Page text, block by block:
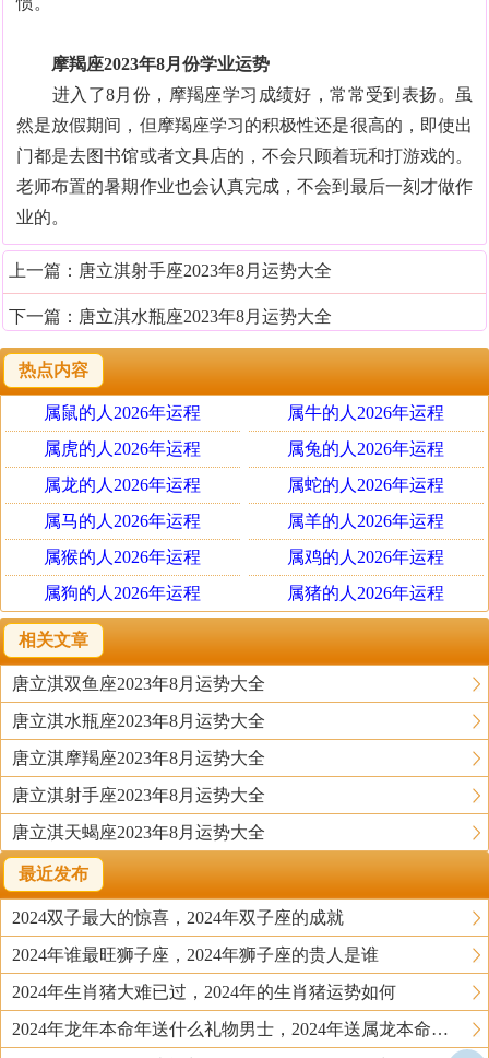
摩羯座2023年8月份学业运势
进入了8月份，摩羯座学习成绩好，常常受到表扬。虽
然是放假期间，但摩羯座学习的积极性还是很高的，即使出
门都是去图书馆或者文具店的，不会只顾着玩和打游戏的。
老师布置的暑期作业也会认真完成，不会到最后一刻才做作
业的。
上一篇： 唐立淇射手座2023年8月运势大全
下一篇： 唐立淇水瓶座2023年8月运势大全
热点内容
属鼠的人2026年运程
属牛的人2026年运程
属虎的人2026年运程
属兔的人2026年运程
属龙的人2026年运程
属蛇的人2026年运程
属马的人2026年运程
属羊的人2026年运程
属猴的人2026年运程
属鸡的人2026年运程
属狗的人2026年运程
属猪的人2026年运程
相关文章
唐立淇双鱼座2023年8月运势大全
唐立淇水瓶座2023年8月运势大全
唐立淇摩羯座2023年8月运势大全
唐立淇射手座2023年8月运势大全
唐立淇天蝎座2023年8月运势大全
最近发布
2024双子最大的惊喜，2024年双子座的成就
2024年谁最旺狮子座，2024年狮子座的贵人是谁
2024年生肖猪大难已过，2024年的生肖猪运势如何
2024年龙年本命年送什么礼物男士，2024年送属龙本命年的人什么礼物好